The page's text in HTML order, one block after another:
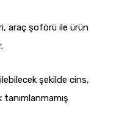
araç şoförü ile ürün
şekilde cins,
tanımlanmamış